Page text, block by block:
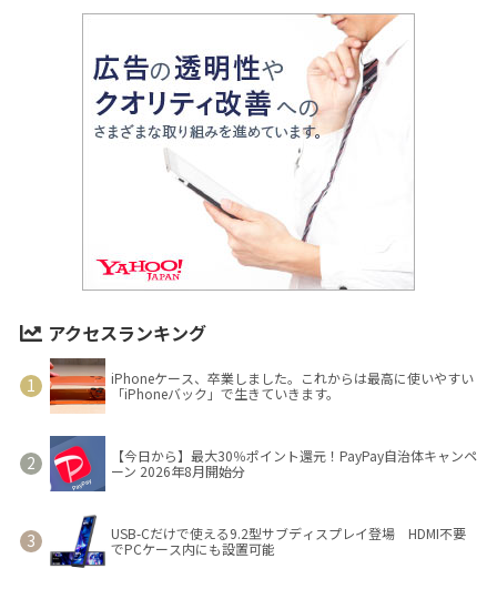
アクセスランキング
iPhoneケース、卒業しました。これからは最高に使いやすい
「iPhoneバック」で生きていきます。
【今日から】最大30％ポイント還元！PayPay自治体キャンペ
ーン 2026年8月開始分
USB-Cだけで使える9.2型サブディスプレイ登場 HDMI不要
でPCケース内にも設置可能